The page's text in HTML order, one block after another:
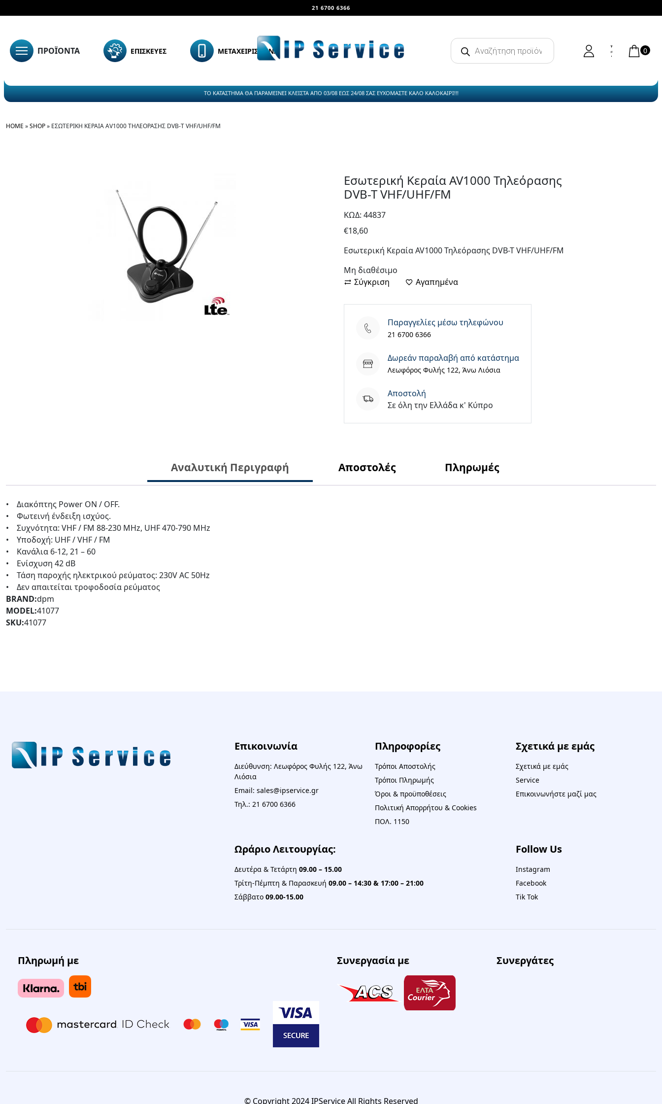
21 6700 6366
ΠΡΟΪΟΝΤΑ ΕΠΙΣΚΕΥΕΣ ΜΕΤΑΧΕΙΡΙΣΜΕΝΑ
Products
search 0
ΤΟ ΚΑΤΑΣΤΗΜΑ ΘΑ ΠΑΡΑΜΕΙΝΕΙ ΚΛΕΙΣΤΑ ΑΠΟ 03/08 ΕΩΣ 24/08 ΣΑΣ ΕΥΧΟΜΑΣΤΕ ΚΑΛΟ ΚΑΛΟΚΑΙΡΙ!!!
HOME »SHOP» ΕΣΩΤΕΡΙΚΉ ΚΕΡΑΊΑ AV1000 ΤΗΛΕΌΡΑΣΗΣ DVB-T VHF/UHF/FM
Εσωτερική Κεραία AV1000 Τηλεόρασης
DVB-T VHF/UHF/FM
ΚΩΔ: 44837
€18,60
Εσωτερική Κεραία AV1000 Τηλεόρασης DVB-T VHF/UHF/FM
Μη διαθέσιμο
Σύγκριση
Αγαπημένα
Παραγγελίες μέσω τηλεφώνου
21 6700 6366
Δωρεάν παραλαβή από κατάστημα
Λεωφόρος Φυλής 122, Άνω Λιόσια
Aποστολή
Σε όλη την Ελλάδα κ' Κύπρο
Αναλυτική Περιγραφή Αποστολές Πληρωμές
• Διακόπτης Power ON / OFF.
• Φωτεινή ένδειξη ισχύος.
• Συχνότητα: VHF / FM 88-230 MHz, UHF 470-790 MHz
• Υποδοχή: UHF / VHF / FM
• Κανάλια 6-12, 21 – 60
• Ενίσχυση 42 dB
• Τάση παροχής ηλεκτρικού ρεύματος: 230V AC 50Hz
• Δεν απαιτείται τροφοδοσία ρεύματος
BRAND:dpm
MODEL:41077
SKU:41077
Επικοινωνία
Διεύθυνση: Λεωφόρος Φυλής 122, Άνω
Λιόσια
Email: sales@ipservice.gr
Τηλ.: 21 6700 6366
Πληροφορίες
Τρόποι Αποστολής
Τρόποι Πληρωμής
Όροι & προϋποθέσεις
Πολιτική Απορρήτου & Cookies
ΠΟΛ. 1150
Σχετικά με εμάς
Σχετικά με εμάς
Service
Επικοινωνήστε μαζί μας
Ωράριο Λειτουργίας:
Δευτέρα & Τετάρτη 09.00 – 15.00
Τρίτη-Πέμπτη & Παρασκευή 09.00 – 14:30 & 17:00 – 21:00
Σάββατο 09.00-15.00
Follow Us
Instagram
Facebook
Tik Tok
Πληρωμή με Συνεργασία με Συνεργάτες
© Copyright 2024 IPService All Rights Reserved